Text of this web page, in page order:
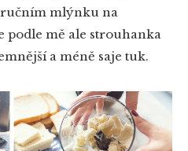
mlýnku na
podle mě ale strouhanka
a méně saje tuk.